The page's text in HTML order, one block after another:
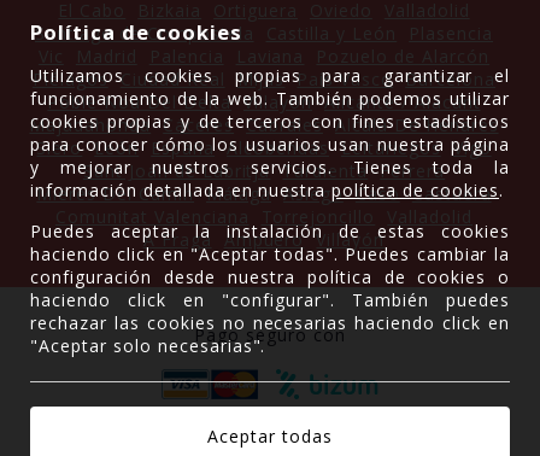
Santiago de Compostela
Piélagos Ciudad Real Mijas País Vasco Barcelona
Poble Nou Del Delta Villayón Alicante / Alacant
Majadahonda Cáceres Cabrales Alcalá De Henares
Siero León España Alcobendas Leitariegos Vigo
Sant Joan de Labritja
Tardienta Ferrera
Mieres Del Camin Málaga Asiego Caso Castuera
A Fraga
Ampuero Villayón
Pago seguro con
Gracias a
Política de cookies
Utilizamos cookies propias para garantizar el
funcionamiento de la web. También podemos utilizar
cookies propias y de terceros con fines estadísticos
para conocer cómo los usuarios usan nuestra página
y mejorar nuestros servicios. Tienes toda la
información detallada en nuestrapolítica de cookies.
Puedes aceptar la instalación de estas cookies
haciendo click en "Aceptar todas". Puedes cambiar la
configuración desde nuestra política de cookies o
haciendo click en "configurar". También puedes
rechazar las cookies no necesarias haciendo click en
"Aceptar solo necesarias".